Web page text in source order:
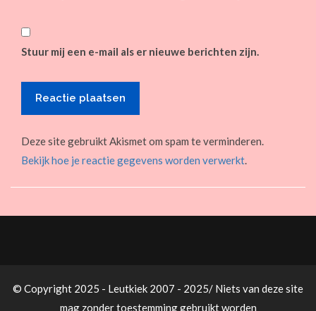
Stuur mij een e-mail als er nieuwe berichten zijn.
Deze site gebruikt Akismet om spam te verminderen.
Bekijk hoe je reactie gegevens worden verwerkt.
© Copyright 2025 - Leutkiek 2007 - 2025/ Niets van deze site
mag zonder toestemming gebruikt worden